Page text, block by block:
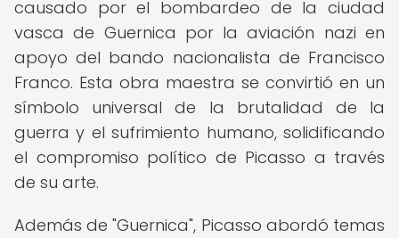
causado por el bombardeo de la ciudad
vasca de Guernica por la aviación nazi en
apoyo del bando nacionalista de Francisco
Franco. Esta obra maestra se convirtió en un
símbolo universal de la brutalidad de la
guerra y el sufrimiento humano, solidificando
el compromiso político de Picasso a través
de su arte.
Además de "Guernica", Picasso abordó temas